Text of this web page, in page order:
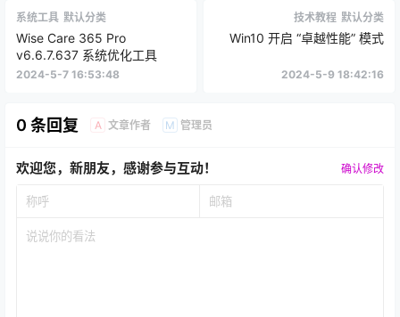
系统工具 默认分类
Wise Care 365 Pro
v6.6.7.637 系统优化工具
2024-5-7 16:53:48
技术教程 默认分类
Win10 开启 “卓越性能” 模式
2024-5-9 18:42:16
0 条回复 A 文章作者 M 管理员
欢迎您，新朋友，感谢参与互动！ 确认修改